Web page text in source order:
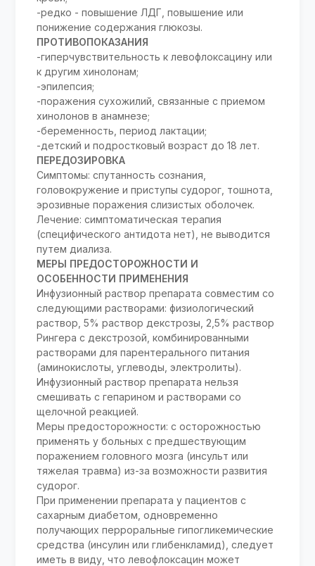
-редко - повышение ЛДГ, повышение или
понижение содержания глюкозы.
ПРОТИВОПОКАЗАНИЯ
-гиперчувствительность к левофлоксацину или
к другим хинолонам;
-эпилепсия;
-поражения сухожилий, связанные с приемом
хинолонов в анамнезе;
-беременность, период лактации;
-детский и подростковый возраст до 18 лет.
ПЕРЕДОЗИРОВКА
Симптомы: спутанность сознания,
головокружение и приступы судорог, тошнота,
эрозивные поражения слизистых оболочек.
Лечение: симптоматическая терапия
(специфического антидота нет), не выводится
путем диализа.
МЕРЫ ПРЕДОСТОРОЖНОСТИ И
ОСОБЕННОСТИ ПРИМЕНЕНИЯ
Инфузионный раствор препарата совместим со
следующими растворами: физиологический
раствор, 5% раствор декстрозы, 2,5% раствор
Рингера с декстрозой, комбинированными
растворами для парентерального питания
(аминокислоты, углеводы, электролиты).
Инфузионный раствор препарата нельзя
смешивать с гепарином и растворами со
щелочной реакцией.
Меры предосторожности: с осторожностью
применять у больных с предшествующим
поражением головного мозга (инсульт или
тяжелая травма) из-за возможности развития
судорог.
При применении препарата у пациентов с
сахарным диабетом, одновременно
получающих перроральные гипогликемические
средства (инсулин или глибенкламид), следует
иметь в виду, что левофлоксацин может